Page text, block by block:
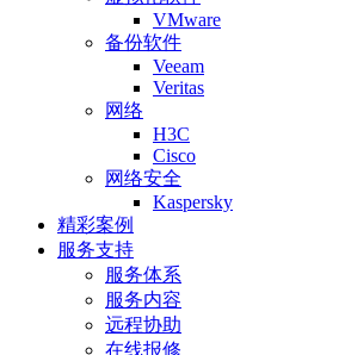
VMware
备份软件
Veeam
Veritas
网络
H3C
Cisco
网络安全
Kaspersky
精彩案例
服务支持
服务体系
服务内容
远程协助
在线报修